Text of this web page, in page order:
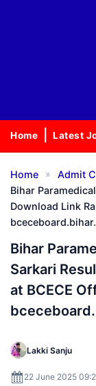
Home Latest
Home » Admit
Bihar
Download Link
Bihar
Sarkari
at BCECE
Lakki Sanju
22 June 2025